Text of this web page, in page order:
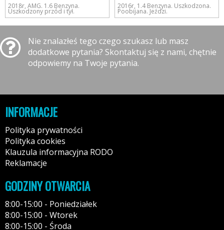
2018r, AMG. 1.6 Benzyna.
Uszkodzony przód i tył.
2016r, 1.4 Benzyna. Uszkodzona.
Poobijana. Jeździ.
Nie znalazłeś tego czego szukasz lub masz
dodatkowe pytania? Skontaktuj się z nami, chętnie
odpowiemy na Twoje pytania.
INFORMACJE
Polityka prywatności
Polityka cookies
Klauzula informacyjna RODO
Reklamacje
GODZINY OTWARCIA
8:00-15:00 - Poniedziałek
8:00-15:00 - Wtorek
8:00-15:00 - Środa